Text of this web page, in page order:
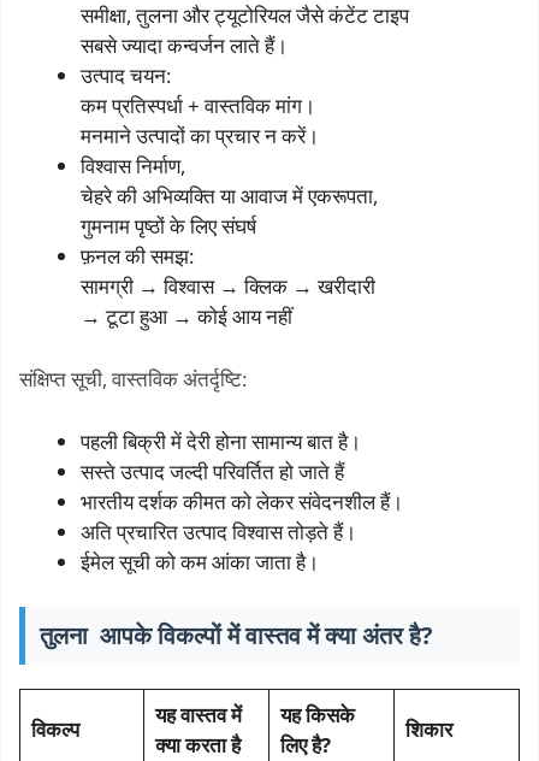
समीक्षा, तुलना और ट्यूटोरियल जैसे कंटेंट टाइप
सबसे ज्यादा कन्वर्जन लाते हैं।
उत्पाद चयन:
कम प्रतिस्पर्धा + वास्तविक मांग।
मनमाने उत्पादों का प्रचार न करें।
विश्वास निर्माण,
चेहरे की अभिव्यक्ति या आवाज में एकरूपता,
गुमनाम पृष्ठों के लिए संघर्ष
फ़नल की समझ:
सामग्री → विश्वास → क्लिक → खरीदारी
→ टूटा हुआ → कोई आय नहीं
संक्षिप्त सूची, वास्तविक अंतर्दृष्टि:
पहली बिक्री में देरी होना सामान्य बात है।
सस्ते उत्पाद जल्दी परिवर्तित हो जाते हैं
भारतीय दर्शक कीमत को लेकर संवेदनशील हैं।
अति प्रचारित उत्पाद विश्वास तोड़ते हैं।
ईमेल सूची को कम आंका जाता है।
तुलना आपके विकल्पों में वास्तव में क्या अंतर है?
विकल्प
यह वास्तव में
क्या करता है
यह किसके
लिए है?
शिकार